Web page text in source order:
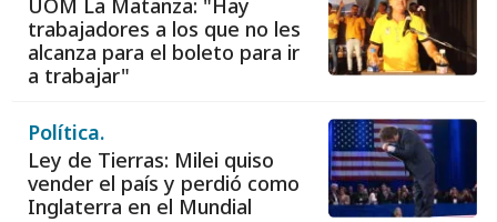
UOM La Matanza: "Hay
trabajadores a los que no les
alcanza para el boleto para ir
a trabajar"
Política.
Ley de Tierras: Milei quiso
vender el país y perdió como
Inglaterra en el Mundial